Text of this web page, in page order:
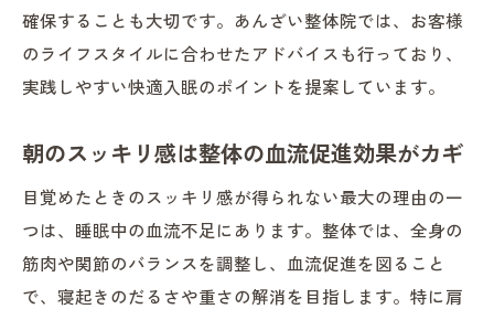
確保することも大切です。あんざい整体院では、お客様
のライフスタイルに合わせたアドバイスも行っており、
実践しやすい快適入眠のポイントを提案しています。
朝のスッキリ感は整体の血流促進効果がカギ
目覚めたときのスッキリ感が得られない最大の理由の一
つは、睡眠中の血流不足にあります。整体では、全身の
筋肉や関節のバランスを調整し、血流促進を図ること
で、寝起きのだるさや重さの解消を目指します。特に肩